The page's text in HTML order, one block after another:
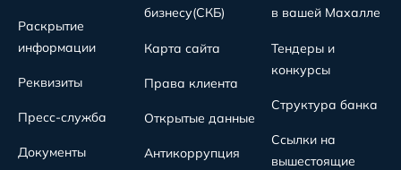
Раскрытие
информации
Реквизиты
Пресс-служба
Документы
бизнесу(СКБ)
Карта сайта
Права клиента
Открытые данные
Антикоррупция
в вашей Махалле
Тендеры и
конкурсы
Структура банка
Ссылки на
вышестоящие